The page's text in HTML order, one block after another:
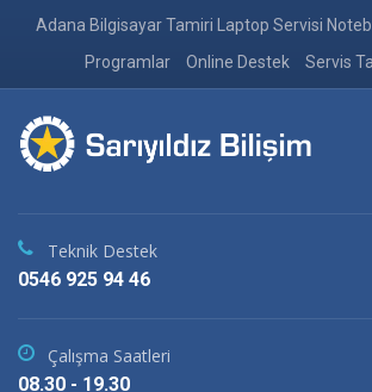
Adana Bilgisayar Tamiri Laptop Servisi
Programlar
Online Destek Servis
Teknik Destek
0546 925 94 46
Çalışma Saatleri
08.30 - 19.30